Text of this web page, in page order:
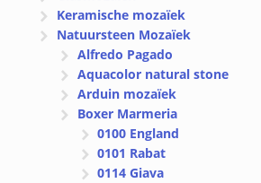
Keramische mozaïek
Natuursteen Mozaïek
Alfredo Pagado
Aquacolor natural stone
Arduin mozaïek
Boxer Marmeria
0100 England
0101 Rabat
0114 Giava